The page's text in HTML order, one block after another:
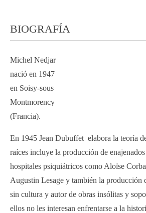
BIOGRAFÍA
Michel Nedjar
nació en 1947
en Soisy-sous
Montmorency
(Francia).
En 1945 Jean Dubuffet elabora la teoría
raíces incluye la producción de enajenados
hospitales psiquiátricos como Aloïse
Augustin Lesage y también la producción
sin cultura y autor de obras insólitas y
ellos no les interesan enfrentarse a la